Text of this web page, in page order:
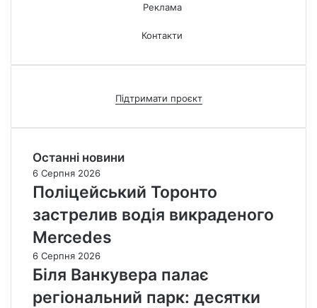
Реклама
Контакти
Підтримати проєкт
Останні новини
6 Серпня 2026
Поліцейський Торонто
застрелив водія викраденого
Mercedes
6 Серпня 2026
Біля Ванкувера палає
регіональний парк: десятки